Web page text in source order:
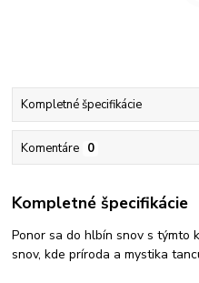
Kompletné špecifikácie
Komentáre 0
Kompletné špecifikácie
Ponor sa do hlbín snov s týmto
snov, kde príroda a mystika